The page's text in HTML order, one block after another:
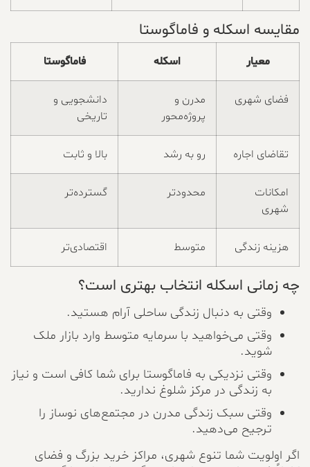
مقایسه اسکله و فاماگوستا
معیار اسکله فاماگوستا
فضای شهری
مدرن و
پروژه‌محور
دانشجویی و
تاریخی
تقاضای اجاره رو به رشد بالا و ثابت
امکانات
شهری
محدودتر گسترده‌تر
هزینه زندگی متوسط اقتصادی‌تر
چه زمانی اسکله انتخاب بهتری است؟
وقتی به دنبال زندگی ساحلی آرام هستید.
وقتی می‌خواهید با سرمایه متوسط وارد بازار ملک
شوید.
وقتی نزدیکی به فاماگوستا برای شما کافی است و نیاز
به زندگی در مرکز شلوغ ندارید.
وقتی سبک زندگی مدرن در مجتمع‌های نوساز را
ترجیح می‌دهید.
اگر اولویت شما تنوع شهری، مراکز خرید بزرگ و فضای